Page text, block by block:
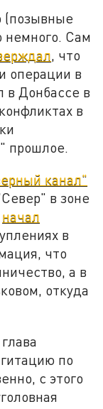
(позывные
немного. Сам
, что
операции в
в Донбассе в
в
прошлое.
канал"
в зоне
начал
в
что
а в
откуда
по
с этого